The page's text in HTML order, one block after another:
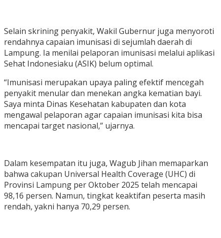
Selain skrining penyakit, Wakil Gubernur juga menyoroti
rendahnya capaian imunisasi di sejumlah daerah di
Lampung. Ia menilai pelaporan imunisasi melalui aplikasi
Sehat Indonesiaku (ASIK) belum optimal.
“Imunisasi merupakan upaya paling efektif mencegah
penyakit menular dan menekan angka kematian bayi.
Saya minta Dinas Kesehatan kabupaten dan kota
mengawal pelaporan agar capaian imunisasi kita bisa
mencapai target nasional,” ujarnya.
Dalam kesempatan itu juga, Wagub Jihan memaparkan
bahwa cakupan Universal Health Coverage (UHC) di
Provinsi Lampung per Oktober 2025 telah mencapai
98,16 persen. Namun, tingkat keaktifan peserta masih
rendah, yakni hanya 70,29 persen.